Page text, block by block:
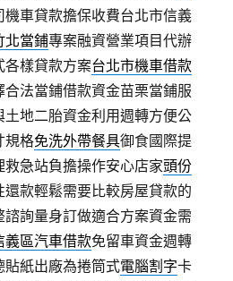
機車貸款擔保收費台北市信義
北當鋪專案融資營業項目代辦
各樣貸款方案台北市機車借款
法當鋪借款資金苗栗當鋪服
土地二胎資金利用週轉方便公
規格免洗外帶餐具御食國際提
急站負擔操作安心店家頭份
款輕鬆需要比較房屋貸款的
諮詢量身訂做適合方案資金需
義區汽車借款免留車資金週轉
貼紙出廠為捲筒式電腦割字卡